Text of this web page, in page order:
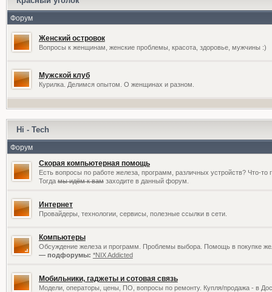
Форум
Женский островок
Вопросы к женщинам, женские проблемы, красота, здоровье, мужчины :)
Мужской клуб
Курилка. Делимся опытом. О женщинах и разном.
Hi - Tech
Форум
Скорая компьютерная помощь
Есть вопросы по работе железа, программ, различных устройств? Что-то
Тогдамы идём к вамзаходите в данный форум.
Интернет
Провайдеры, технологии, сервисы, полезные ссылки в сети.
Компьютеры
Обсуждение железа и программ. Проблемы выбора. Помощь в покупке
— подфорумы: *NIX Addicted
Мобильники, гаджеты и сотовая связь
Модели, операторы, цены, ПО, вопросы по ремонту. Купля/продажа - в